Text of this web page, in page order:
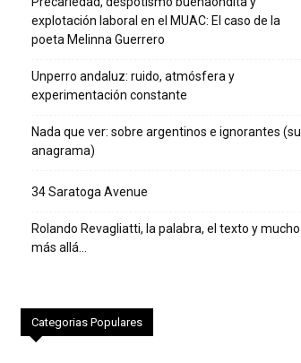
explotación laboral en el MUAC: El caso de la
poeta Melinna Guerrero
Unperro andaluz: ruido, atmósfera y
experimentación constante
Nada que ver: sobre argentinos e ignorantes (su
anagrama)
34 Saratoga Avenue
Rolando Revagliatti, la palabra, el texto y mucho
más allá…
Categorias Populares